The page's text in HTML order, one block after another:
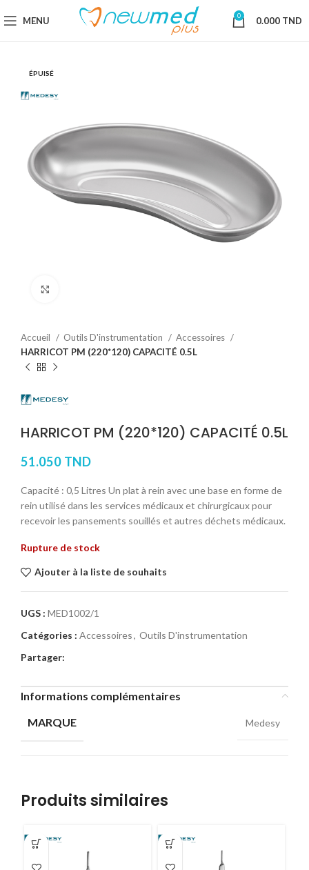
MENU 0 0.000 TND
ÉPUISÉ
Accueil Outils D'instrumentation
Accessoires
HARRICOT PM (220*120) CAPACITÉ 0.5L
HARRICOT PM (220*120) CAPACITÉ 0.5L
51.050 TND
Capacité : 0,5 Litres Un plat à rein avec une base en forme de
rein utilisé dans les services médicaux et chirurgicaux pour
recevoir les pansements souillés et autres déchets médicaux.
Rupture de stock
Ajouter à la liste de souhaits
UGS : MED1002/1
Catégories : Accessoires, Outils D'instrumentation
Partager:
Informations complémentaires
MARQUE
Medesy
Produits similaires